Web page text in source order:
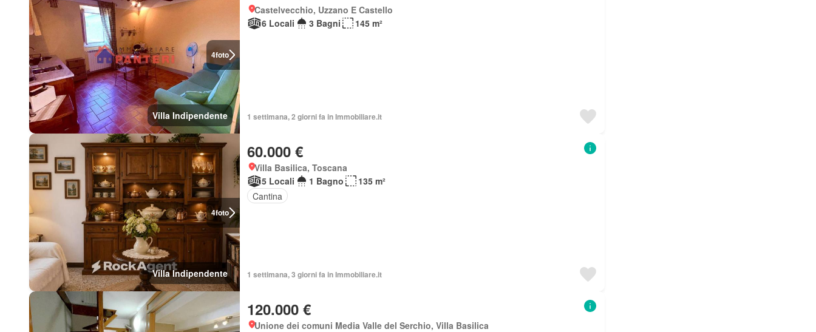
4foto
Villa Indipendente
Castelvecchio, Uzzano E Castello
6 Locali
3 Bagni 145 m²
1 settimana, 2 giorni fa in Immobiliare.it
4foto
Villa Indipendente
60.000 €
Villa Basilica, Toscana
5 Locali
1 Bagno
135 m²
Cantina
1 settimana, 3 giorni fa in Immobiliare.it
120.000 €
Unione dei comuni Media Valle del Serchio, Villa Basilica